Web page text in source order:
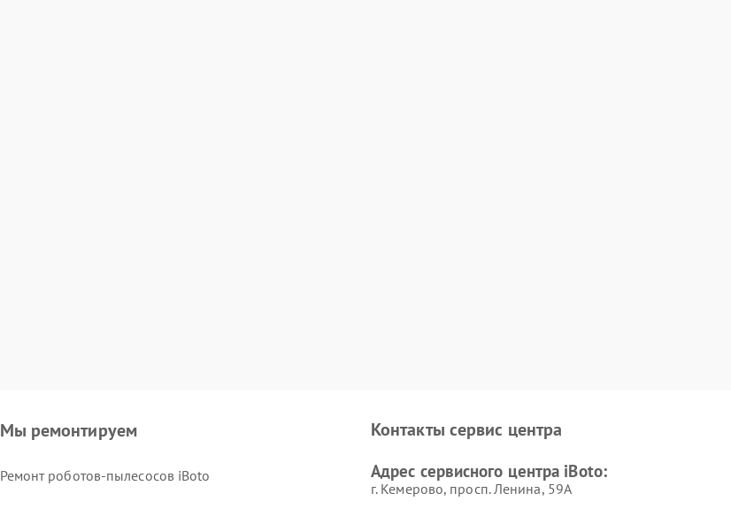
Мы ремонтируем
Ремонт роботов-пылесосов iBoto
Контакты сервис центра
Адрес сервисного центра iBoto:
г. Кемерово, просп. Ленина, 59А